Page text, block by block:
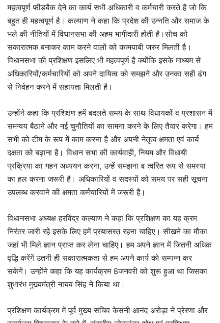
महत्वपूर्ण फीडबैक देने का कार्य सभी अधिकारी व कर्मचारी करते है जो कि
बहुत ही महत्वपूर्ण है। कल्याण ने कहा कि प्रदेश की उन्नति और समाज के
भले की नीतियों में विधानसभा की अहम भागीदारी होती है।सोच को
सकारात्मक बनाकर काम करने वालों को कामयाबी जरुर मिलती है।
विधानसभा की प्रशिक्षण इसलिए भी महत्वपूर्ण है क्योंकि इसके माध्यम से
अधिकारियों/कर्मचारियों को अपने दायित्व को समझने और उनका सही ढंग
से निर्वहन करने में सहायता मिलती है।
उन्होंने कहा कि प्रशिक्षण हमें बदलते समय के साथ विधायकों व प्रशासन में
समन्वय बैठाने और नई चुनौतियों का सामना करने के लिए तैयार करेगा। हम
सभी को टीम के रूप में काम करना है और अपनी नेतृत्व क्षमता एवं कार्य
दक्षता को बढ़ाना है। विधान सभा की कार्यवाही, नियम और विधायी
प्रक्रिया का गहन अध्ययन करना, उन्हें समझना व त्वरित रूप से समस्या
का हल करना जरूरी है। अधिकारियों व सदस्यों को समय पर सही सूचना
उपलब्ध करवाने की क्षमता कर्मचारियों में जरूरी है।
विधानसभा अध्यक्ष हरविंद्र कल्याण ने कहा कि प्रशिक्षण का यह क्रम
निरंतर जारी रहे इसके लिए हमें प्रयासरत रहना चाहिए। सीखने का मौका
जहां भी मिले ज्ञान प्राप्त कर लेना चाहिए। हम अपने ज्ञान में जितनी अधिक
वृद्धि करेंगें उतनी ही सकारात्मकता से हम अपने कार्य को सम्पन्न कर
सकेगें। उन्होंने कहा कि यह कार्यक्रम 8जनवरी को शुरू हुआ था जिसका
शुभारंभ मुख्यमंत्री नायब सिंह ने किया था।
प्रशिक्षण कार्यक्रम में पूर्व मुख्य सचिव केसनी आनंद अरोड़ा ने प्रेरणा और